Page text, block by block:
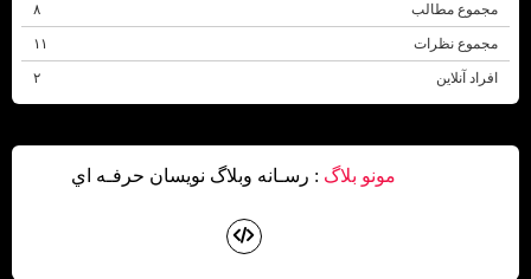
مجموع مطالب ۸
مجموع نظرات ۱۱
افراد آنلاین ۲
مونو بلاگ : رسـانه وبلاگ نويسان حرفـه اي